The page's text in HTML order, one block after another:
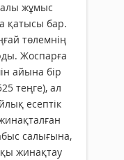
жұмыс
қатысы бар.
төлемнің
Жоспарға
айына бір
теңге), ал
есептік
салығына,
жинақтау